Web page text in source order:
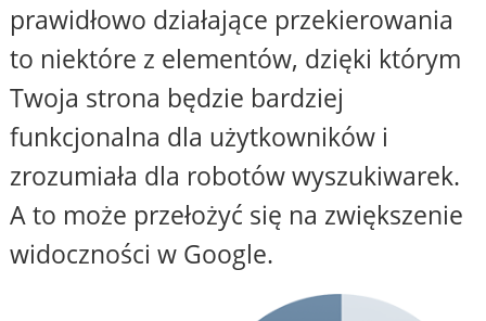
prawidłowo działające przekierowania
to niektóre z elementów, dzięki którym
Twoja strona będzie bardziej
funkcjonalna dla użytkowników i
zrozumiała dla robotów wyszukiwarek.
A to może przełożyć się na zwiększenie
widoczności w Google.